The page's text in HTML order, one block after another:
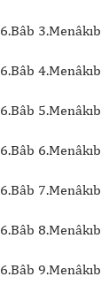
6.Bâb 3.Menâkıb
6.Bâb 4.Menâkıb
6.Bâb 5.Menâkıb
6.Bâb 6.Menâkıb
6.Bâb 7.Menâkıb
6.Bâb 8.Menâkıb
6.Bâb 9.Menâkıb